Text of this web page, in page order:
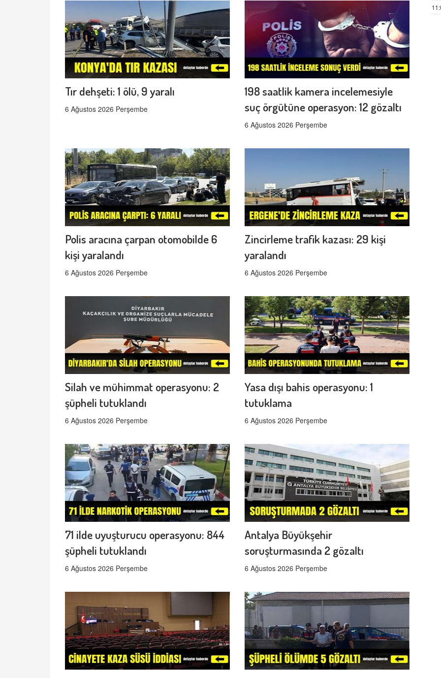
Tır dehşeti: 1 ölü, 9 yaralı
6 Ağustos 2026 Perşembe
198 saatlik kamera incelemesiyle
suç örgütüne operasyon: 12 gözaltı
6 Ağustos 2026 Perşembe
Polis aracına çarpan otomobilde 6
kişi yaralandı
6 Ağustos 2026 Perşembe
Zincirleme trafik kazası: 29 kişi
yaralandı
6 Ağustos 2026 Perşembe
Silah ve mühimmat operasyonu: 2
şüpheli tutuklandı
6 Ağustos 2026 Perşembe
Yasa dışı bahis operasyonu: 1
tutuklama
6 Ağustos 2026 Perşembe
71 ilde uyuşturucu operasyonu: 844
şüpheli tutuklandı
6 Ağustos 2026 Perşembe
Antalya Büyükşehir
soruşturmasında 2 gözaltı
6 Ağustos 2026 Perşembe